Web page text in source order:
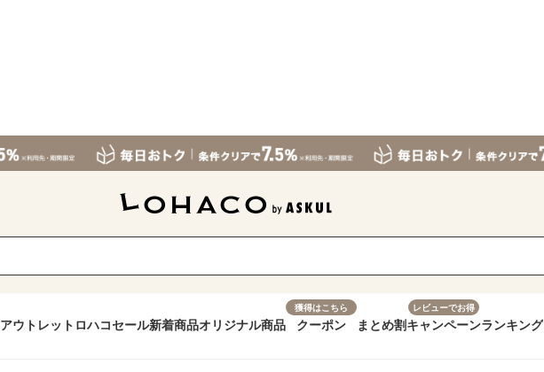
アウトレット ロハコセール新着商品オリジナル商品
獲得はこちら
クーポン まとめ割
レビューでお得
キャンペーンランキング